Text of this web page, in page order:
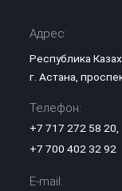
Адрес:
Республика
г. Астана,
Телефон:
+7 717 272 58 20
+7 700 402 32 92
E-mail: